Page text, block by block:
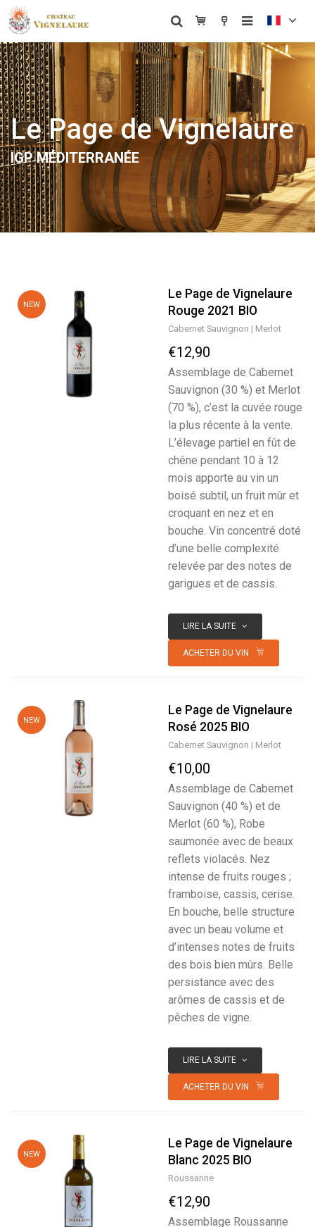
Le Page de Vignelaure
IGP MÉDITERRANÉE
NEW
Le Page de Vignelaure
Rouge 2021 BIO
Cabernet Sauvignon Merlot
€12,90
Assemblage de Cabernet
Sauvignon (30 %) et Merlot
(70 %), c’est la cuvée rouge
la plus récente à la vente.
L’élevage partiel en fût de
chêne pendant 10 à 12
mois apporte au vin un
boisé subtil, un fruit mûr et
croquant en nez et en
bouche. Vin concentré doté
d’une belle complexité
relevée par des notes de
garigues et de cassis.
LIRE LA SUITE
ACHETER DU VIN
NEW
Le Page de Vignelaure
Rosé 2025 BIO
Cabernet Sauvignon Merlot
€10,00
Assemblage de Cabernet
Sauvignon (40 %) et de
Merlot (60 %), Robe
saumonée avec de beaux
reflets violacés. Nez
intense de fruits rouges ;
framboise, cassis, cerise.
En bouche, belle structure
avec un beau volume et
d’intenses notes de fruits
des bois bien mûrs. Belle
persistance avec des
arômes de cassis et de
pêches de vigne.
LIRE LA SUITE
ACHETER DU VIN
NEW
Le Page de Vignelaure
Blanc 2025 BIO
Roussanne
€12,90
Assemblage Roussanne